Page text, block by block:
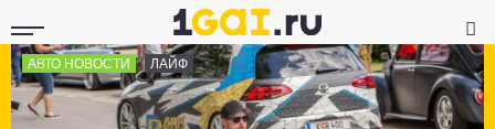
АВТО НОВОСТИ ЛАЙФ